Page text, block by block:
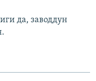
да, заводдун